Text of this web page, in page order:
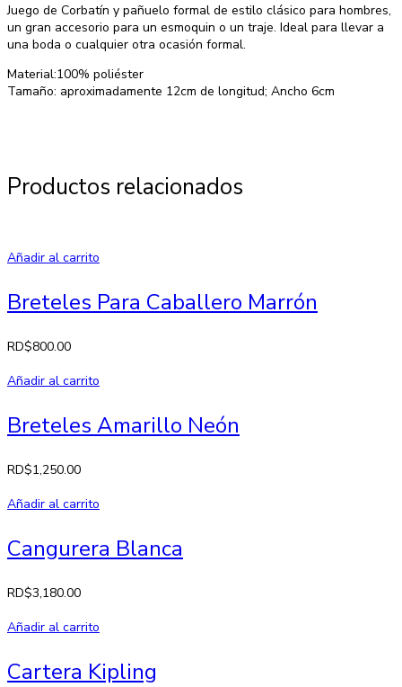
Juego de Corbatín y pañuelo formal de estilo clásico para hombres,
un gran accesorio para un esmoquin o un traje. Ideal para llevar a
una boda o cualquier otra ocasión formal.
Material:100% poliéster
Tamaño: aproximadamente 12cm de longitud; Ancho 6cm
Productos relacionados
Añadir al carrito
Breteles Para Caballero Marrón
RD$800.00
Añadir al carrito
Breteles Amarillo Neón
RD$1,250.00
Añadir al carrito
Cangurera Blanca
RD$3,180.00
Añadir al carrito
Cartera Kipling